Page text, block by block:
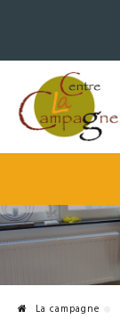
La campagne